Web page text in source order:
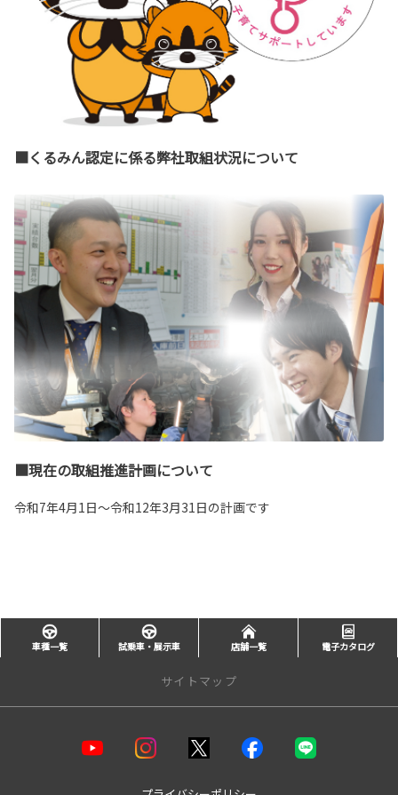
■くるみん認定に係る弊社取組状況について
■現在の取組推進計画について
令和7年4月1日〜令和12年3月31日の計画です
車種一覧 試乗車・展示車 店舗一覧 電子カタログ
サイトマップ